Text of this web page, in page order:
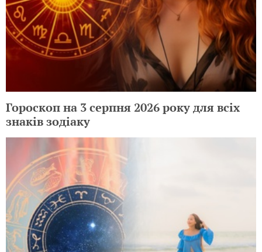
Гороскоп на 3 серпня 2026 року для всіх
знаків зодіаку